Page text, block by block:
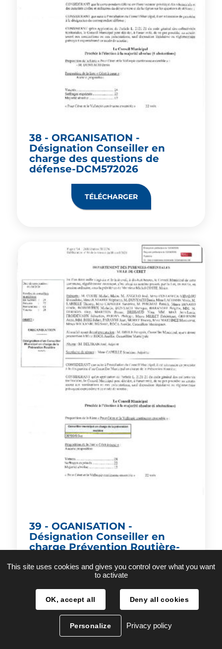
38 - ORGANISATION -
Désignation Conseiller en
charge des questions de
défense-DCM572026
TÉLÉCHARGER
39 - OGANISATION -
Désignation Conseiller en
charge Prévention Routière-
This site uses cookies and gives you control over what you want
to activate
OK, accept all Deny all cookies
Personalize Privacy policy